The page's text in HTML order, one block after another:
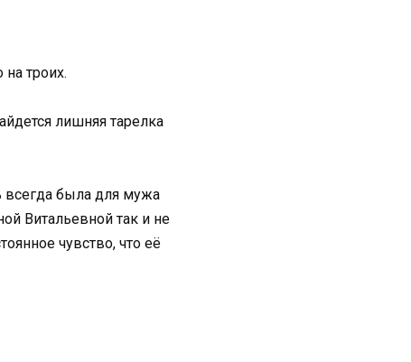
троих.
лишняя тарелка
всегда была для мужа
Витальевной так и не
чувство, что её